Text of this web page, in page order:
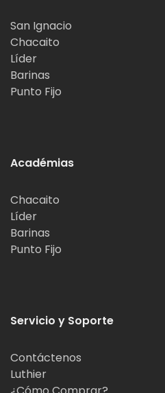
San Ignacio
Chacaito
Líder
Barinas
Punto Fijo
Académias
Chacaito
Líder
Barinas
Punto Fijo
Servicio y Soporte
Contáctenos
Luthier